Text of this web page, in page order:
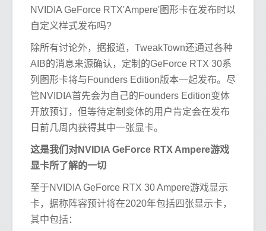
NVIDIA GeForce RTX'Ampere'图形卡在发布时以
自定义样式发布吗?
除所有讨论外，据报道，TweakTown还通过各种
AIB的消息来源确认，定制的GeForce RTX 30系
列图形卡将与Founders Edition版本一起发布。尽
管NVIDIA首先会为自己的Founders Edition变体
开放预订，但等待定制变体的用户肯定会在发布
日前几周内获得其中一张显卡。
这是我们对NVIDIA GeForce RTX Ampere游戏
显卡所了解的一切
至于NVIDIA GeForce RTX 30 Ampere游戏显示
卡，据称阵容预计将在2020年包括四张显示卡，
其中包括：